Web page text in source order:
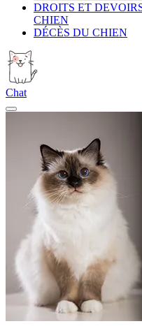
DROITS ET
CHIEN
DÉCÈS DU CHIEN
Chat